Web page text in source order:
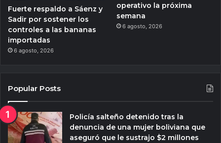
Fuerte respaldo a Sáenz y
Sadir por sostener los
controles a las bananas
importadas
6 agosto, 2026
operativo la próxima
semana
6 agosto, 2026
Popular Posts
Policía salteño detenido tras la
denuncia de una mujer boliviana que
aseguró que le sustrajo $2 millones